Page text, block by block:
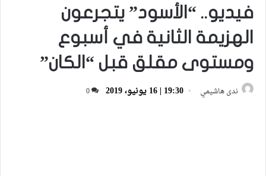
فيديو.. “الأسود” يتجرعون
الهزيمة الثانية في أسبوع
ومستوى مقلق قبل “الكان”
ندى هاشيمي 19:30 | 16 يونيو، 2019 0